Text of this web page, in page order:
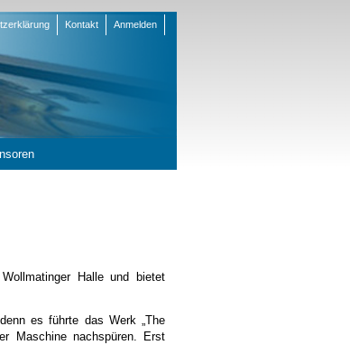
Kontakt Anmelden
Halle und bietet
es führte das Werk „The
Maschine nachspüren. Erst